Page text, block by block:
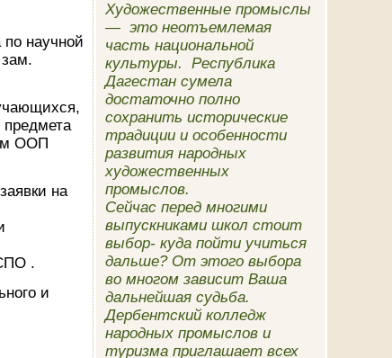
научной
ООП
на
.
и
Художественные промыслы
— это неотъемлемая
часть национальной
культуры. Республика
Дагестан сумела
достаточно полно
сохранить исторические
традиции и особенности
развития народных
художественных
промыслов.
Сейчас перед многими
выпускниками школ стоит
выбор- куда пойти учиться
дальше? От этого выбора
во многом зависит Ваша
дальнейшая судьба.
Дербентский колледж
народных промыслов и
туризма приглашает всех